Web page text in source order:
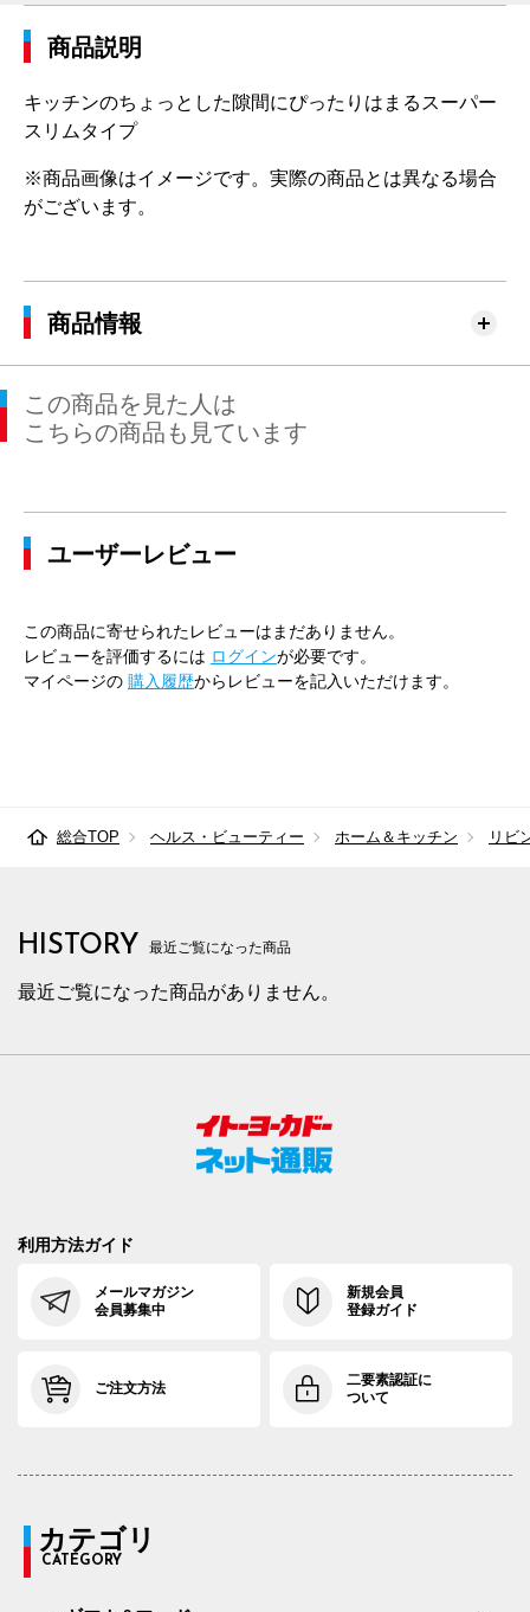
商品説明
キッチンのちょっとした隙間にぴったりはまるスーパー
スリムタイプ
※商品画像はイメージです。実際の商品とは異なる場合
がございます。
商品情報
この商品を見た人は
こちらの商品も見ています
ユーザーレビュー
この商品に寄せられたレビューはまだありません。
レビューを評価するには ログインが必要です。
マイページの 購入履歴からレビューを記入いただけます。
総合TOP ヘルス・ビューティー ホーム＆キッチン リビ
HISTORY 最近ご覧になった商品
最近ご覧になった商品がありません。
利用方法ガイド
メールマガジン
会員募集中
新規会員
登録ガイド
ご注文方法
二要素認証に
ついて
カテゴリ
CATEGORY